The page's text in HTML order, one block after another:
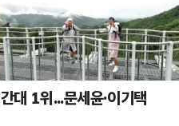
1위...문세윤·이기택